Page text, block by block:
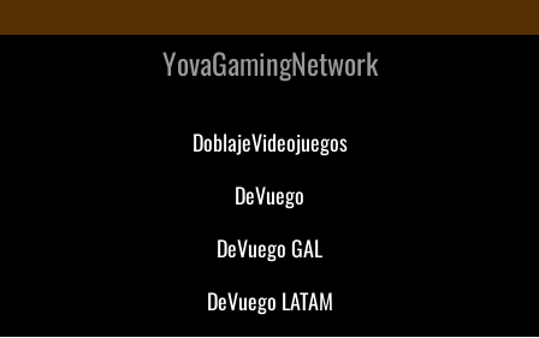
YovaGamingNetwork
DoblajeVideojuegos
DeVuego
DeVuego GAL
DeVuego LATAM